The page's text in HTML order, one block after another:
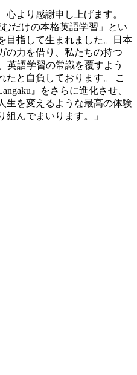
心より感謝申し上げます。
むだけの本格英語学習」とい
目指して生まれました。日本
の力を借り、私たちの持つ
英語学習の常識を覆すよう
たと自負しております。 こ
』をさらに進化させ、
生を変えるような最高の体験
組んでまいります。」